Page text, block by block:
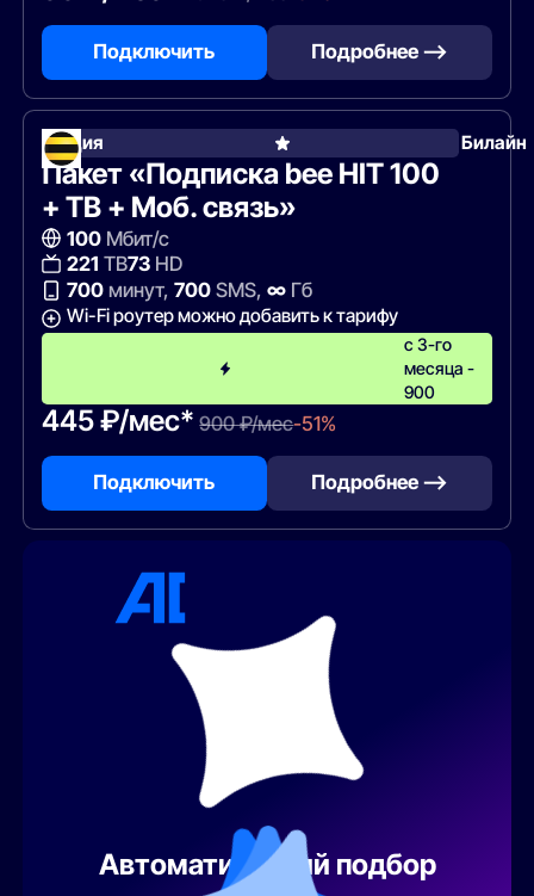
Подключить Подробнее —>
Акция Билайн
Пакет «Подписка bee HIT 100
+ ТВ + Моб. связь»
100Мбит/с
221 ТВ73HD
700минут, 700SMS, ∞Гб
Wi-Fi роутер можно добавить к тарифу
с 3-го
месяца -
900
445 ₽/мес* 900 ₽/мес-51%
Подключить Подробнее —>
Автоматический подбор